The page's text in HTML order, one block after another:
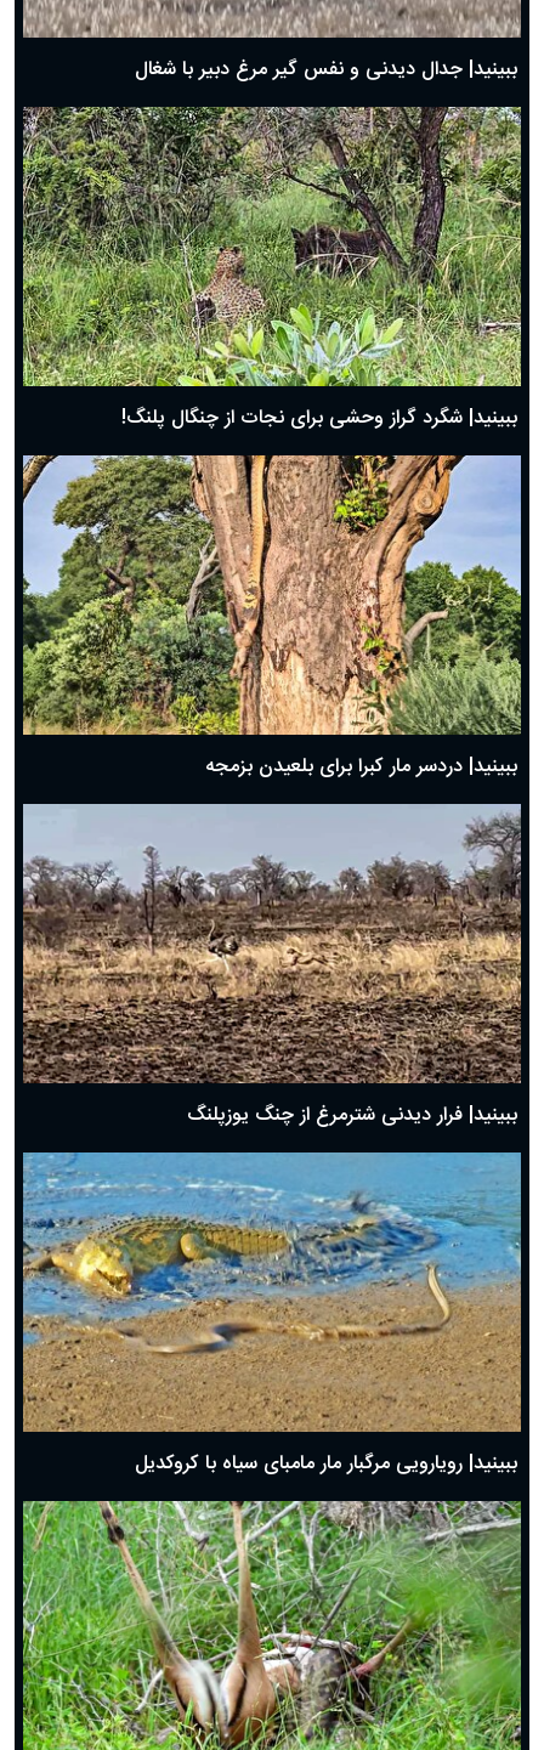
بهترین پیامک تبریک روز پدر ۱۴۰۴؛ جملات زیبا و صمیمانه
ببینید| جدال دیدنی و نفس گیر مرغ دبیر با شغال
ببینید| شگرد گراز وحشی برای نجات از چنگال پلنگ!
ببینید| دردسر مار کبرا برای بلعیدن بزمجه
ببینید| فرار دیدنی شترمرغ از چنگ یوزپلنگ
ببینید| رویارویی مرگبار مار مامبای سیاه با کروکدیل